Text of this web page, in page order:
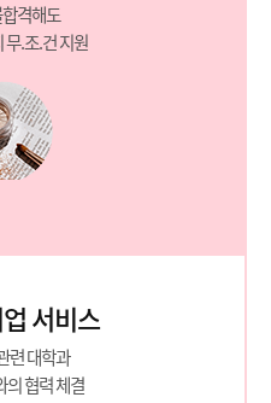
격해도
무.조.건 지원
서비스
련 대학과
의 협력 체결